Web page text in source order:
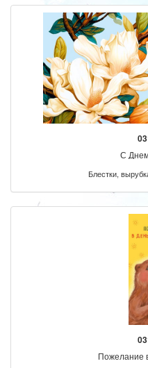
С
Блестки,
Пожелание